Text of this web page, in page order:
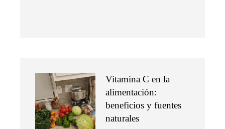
Vitamina C en la
alimentación:
beneficios y fuentes
naturales